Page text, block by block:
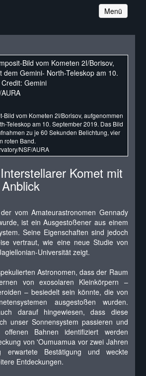
Navigation
Menü
Bild vom Kometen 2I/Borisov, aufgenommen
Teleskop am 10. September 2019. Das Bild
zu je 60 Sekunden Belichtung, vier
roten Band.
NSF/AURA
Komet mit
vom Amateurastronomen Gennady
ist ein Ausgestoßener aus einem
Seine Eigenschaften sind jedoch
vertraut, wie eine neue Studie von
Universität zeigt.
Astronomen, dass der Raum
von exosolaren Kleinkörpern –
– besiedelt sein könnte, die von
ausgestoßen wurden.
darauf hingewiesen, dass diese
unser Sonnensystem passieren und
Bahnen identifiziert werden
von 'Oumuamua vor zwei Jahren
Bestätigung und weckte
Entdeckungen.